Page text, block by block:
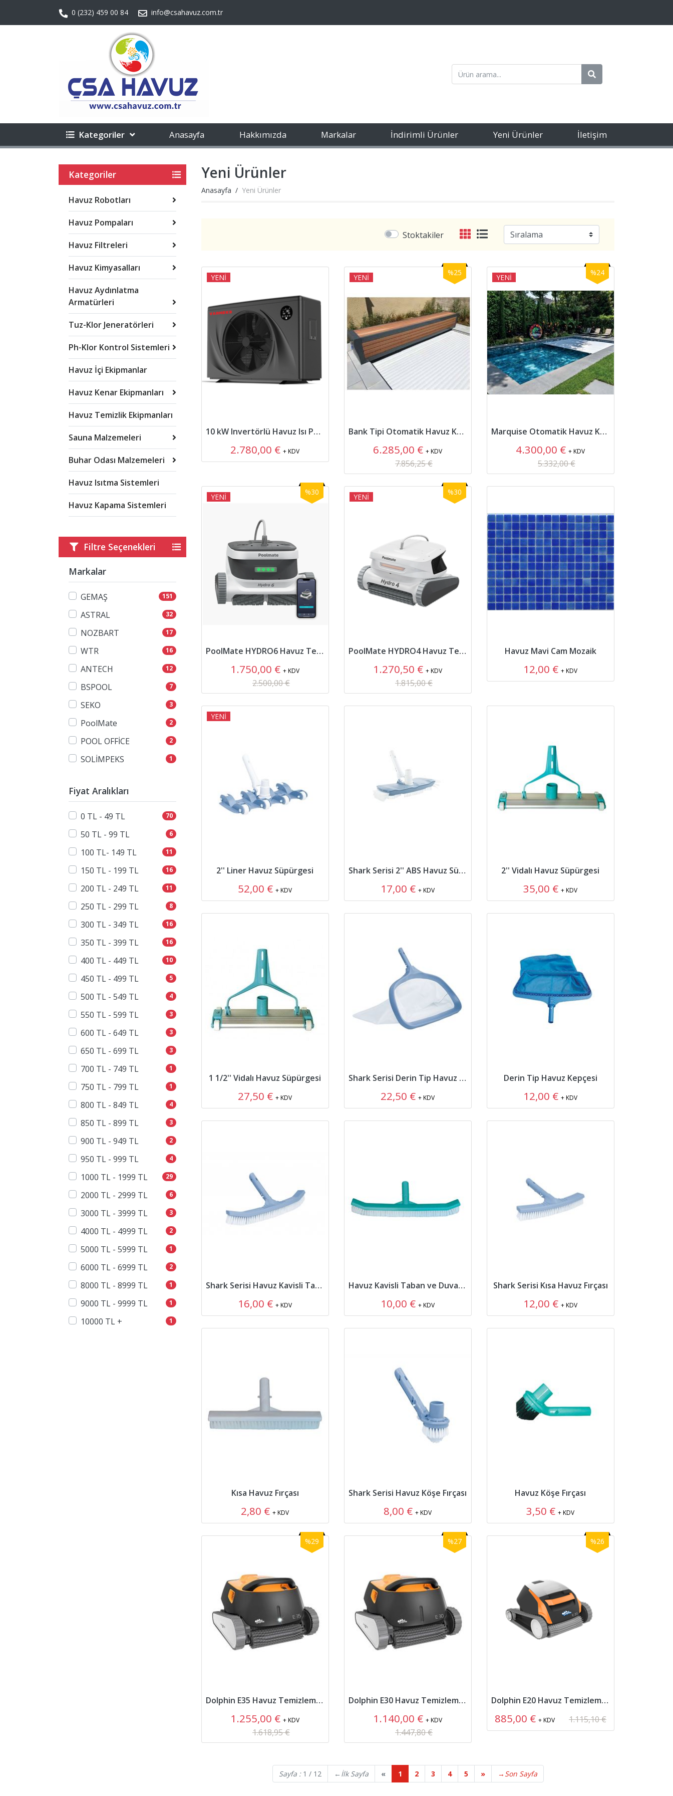
0 (232) 459 00 84 info@csahavuz.com.tr
Kategoriler Anasayfa Hakkımızda Markalar İndirimli Ürünler Yeni Ürünler İletişim
Kategoriler
Havuz Robotları
Havuz Pompaları
Havuz Filtreleri
Havuz Kimyasalları
Havuz Aydınlatma
Armatürleri
Tuz-Klor Jeneratörleri
Ph-Klor Kontrol Sistemleri
Havuz İçi Ekipmanlar
Havuz Kenar Ekipmanları
Havuz Temizlik Ekipmanları
Sauna Malzemeleri
Buhar Odası Malzemeleri
Havuz Isıtma Sistemleri
Havuz Kapama Sistemleri
Filtre Seçenekleri
Markalar
GEMAŞ 151
ASTRAL 32
NOZBART 17
WTR 16
ANTECH 12
BSPOOL 7
SEKO 3
PoolMate 2
POOL OFFİCE 2
SOLİMPEKS 1
Fiyat Aralıkları
0 TL - 49 TL 70
50 TL - 99 TL 6
100 TL- 149 TL 11
150 TL - 199 TL 16
200 TL - 249 TL 11
250 TL - 299 TL 8
300 TL - 349 TL 16
350 TL - 399 TL 16
400 TL - 449 TL 10
450 TL - 499 TL 5
500 TL - 549 TL 4
550 TL - 599 TL 3
600 TL - 649 TL 3
650 TL - 699 TL 3
700 TL - 749 TL 1
750 TL - 799 TL 1
800 TL - 849 TL 4
850 TL - 899 TL 3
900 TL - 949 TL 2
950 TL - 999 TL 4
1000 TL - 1999 TL 29
2000 TL - 2999 TL 6
3000 TL - 3999 TL 3
4000 TL - 4999 TL 2
5000 TL - 5999 TL 1
6000 TL - 6999 TL 2
8000 TL - 8999 TL 1
9000 TL - 9999 TL 1
10000 TL + 1
Yeni Ürünler
Anasayfa Yeni Ürünler
Stoktakiler
YENİ
10 kW Invertörlü Havuz Isı Pompası
2.780,00 €+ KDV
%25
YENİ
Bank Tipi Otomatik Havuz Kapatma Örtüsü (4x8)
6.285,00 €+ KDV
7.856,25 €
%24
YENİ
Marquise Otomatik Havuz Kapatma Örtüsü (4x8)
4.300,00 €+ KDV
5.332,00 €
%30
YENİ
PoolMate HYDRO6 Havuz Temizleme Robotu
1.750,00 €+ KDV
2.500,00 €
%30
YENİ
PoolMate HYDRO4 Havuz Temizleme Robotu
1.270,50 €+ KDV
1.815,00 €
Havuz Mavi Cam Mozaik
12,00 €+ KDV
YENİ
2'' Liner Havuz Süpürgesi
52,00 €+ KDV
Shark Serisi 2'' ABS Havuz Süpürgesi
17,00 €+ KDV
2'' Vidalı Havuz Süpürgesi
35,00 €+ KDV
1 1/2'' Vidalı Havuz Süpürgesi
27,50 €+ KDV
Shark Serisi Derin Tip Havuz Kepçesi
22,50 €+ KDV
Derin Tip Havuz Kepçesi
12,00 €+ KDV
Shark Serisi Havuz Kavisli Taban ve Duvar Fırçası
16,00 €+ KDV
Havuz Kavisli Taban ve Duvar Fırçası
10,00 €+ KDV
Shark Serisi Kısa Havuz Fırçası
12,00 €+ KDV
Kısa Havuz Fırçası
2,80 €+ KDV
Shark Serisi Havuz Köşe Fırçası
8,00 €+ KDV
Havuz Köşe Fırçası
3,50 €+ KDV
%29
Dolphin E35 Havuz Temizleme Robotu
1.255,00 €+ KDV
1.618,95 €
%27
Dolphin E30 Havuz Temizleme Robotu
1.140,00 €+ KDV
1.447,80 €
%26
Dolphin E20 Havuz Temizleme Robotu
885,00 € + KDV 1.115,10 €
Sayfa :1 / 12 ← İlk Sayfa « 1 2 3 4 5 » → Son Sayfa